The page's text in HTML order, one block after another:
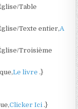
Table
Texte entier,A
Troisième
Le livre.}
Clicker Ici.}